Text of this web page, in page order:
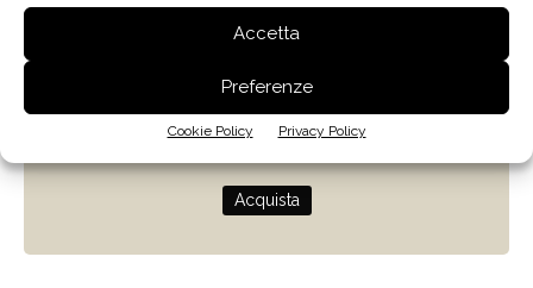
Accetta
Preferenze
Cookie Policy Privacy Policy
Progettare con la luce naturale
di Giulio Camiz
Acquista